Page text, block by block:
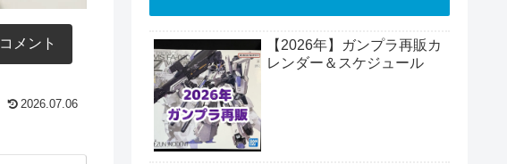
コメント
2026.07.06
【2026年】ガンプラ再販カ
レンダー＆スケジュール